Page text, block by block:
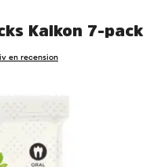
Kalkon 7-pack
en recension